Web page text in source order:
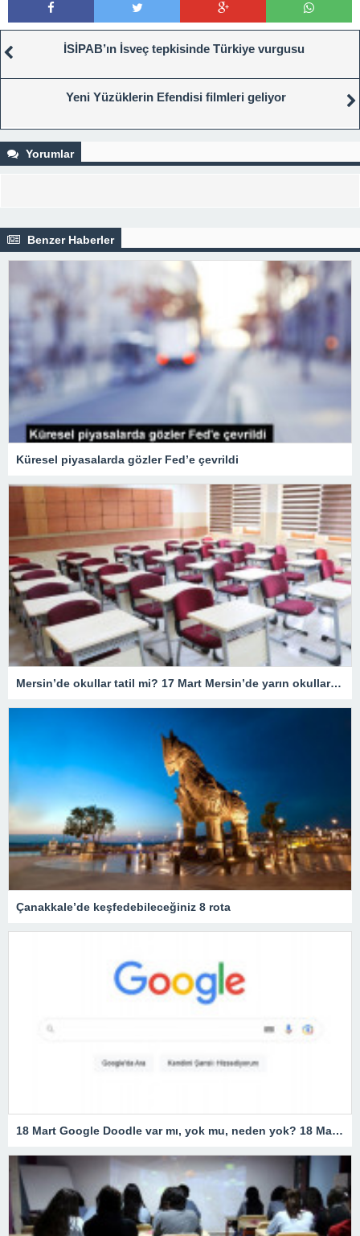
İSİPAB’ın İsveç tepkisinde Türkiye vurgusu
Yeni Yüzüklerin Efendisi filmleri geliyor
Yorumlar
Benzer Haberler
Küresel piyasalarda gözler Fed’e çevrildi
Mersin’de okullar tatil mi? 17 Mart Mersin’de yarın okullar tatil mi olacak? 17 Mart Cuma günü okullar hangi illerde tatil?
Çanakkale’de keşfedebileceğiniz 8 rota
18 Mart Google Doodle var mı, yok mu, neden yok? 18 Mart Çanakkale Zaferi Doodle’ı neden yok, resmi açıklama geldi mi? Google 18 Mart Doodle yaptı mı?